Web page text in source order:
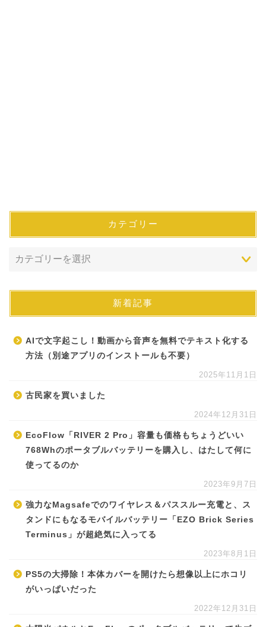
カテゴリー
新着記事
AIで文字起こし！動画から音声を無料でテキスト化する
方法（別途アプリのインストールも不要）
2025年11月1日
古民家を買いました
2024年12月31日
EcoFlow「RIVER 2 Pro」容量も価格もちょうどいい
768Whのポータブルバッテリーを購入し、はたして何に
使ってるのか
2023年9月7日
強力なMagsafeでのワイヤレス＆パススルー充電と、ス
タンドにもなるモバイルバッテリー「EZO Brick Series
Terminus」が超絶気に入ってる
2023年8月1日
PS5の大掃除！本体カバーを開けたら想像以上にホコリ
がいっぱいだった
2022年12月31日